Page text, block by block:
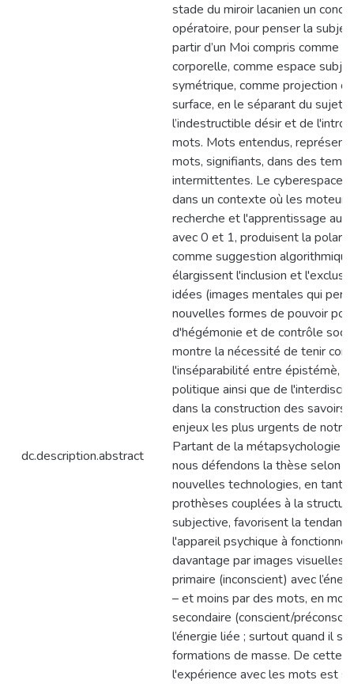
dc.description.abstract
stade du miroir lacanien un
opératoire, pour penser la
partir d’un Moi compris comme
corporelle, comme espace
symétrique, comme projection
surface, en le séparant du sujet
l’indestructible désir et de
mots. Mots entendus,
mots, signifiants, dans des
intermittentes. Le cyberespace
dans un contexte où les
recherche et l'apprentissage
avec 0 et 1, produisent la
comme suggestion
élargissent l'inclusion et
idées (images mentales qui
nouvelles formes de pouvoir
d'hégémonie et de contrôle
montre la nécessité de tenir
l'inséparabilité entre épistémè,
politique ainsi que de
dans la construction des savoirs
enjeux les plus urgents de notre
Partant de la métapsychologie
nous défendons la thèse selon
nouvelles technologies, en tant
prothèses couplées à la
subjective, favorisent la
l'appareil psychique à fonctionner
davantage par images visuelles
primaire (inconscient) avec
– et moins par des mots, en
secondaire (conscient/
l’énergie liée ; surtout quand il
formations de masse. De cette
l'expérience avec les mots est